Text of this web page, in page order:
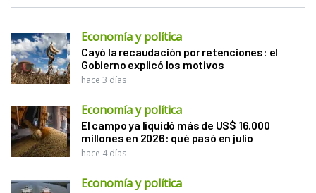
Economía y política
Cayó la recaudación por retenciones: el
Gobierno explicó los motivos
hace 3 días
Economía y política
El campo ya liquidó más de US$ 16.000
millones en 2026: qué pasó en julio
hace 4 días
Economía y política